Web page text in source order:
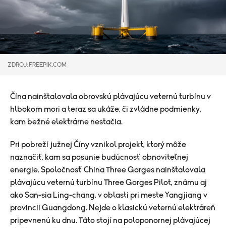
ZDROJ: FREEPIK.COM
Čína nainštalovala obrovskú plávajúcu veternú turbínu v
hlbokom mori a teraz sa ukáže, či zvládne podmienky,
kam bežné elektrárne nestačia.
Pri pobreží južnej Číny vznikol projekt, ktorý môže
naznačiť, kam sa posunie budúcnosť obnoviteľnej
energie. Spoločnosť China Three Gorges nainštalovala
plávajúcu veternú turbínu Three Gorges Pilot, známu aj
ako San-sia Ling-chang, v oblasti pri meste Yangjiang v
provincii Guangdong. Nejde o klasickú veternú elektráreň
pripevnenú ku dnu. Táto stojí na poloponornej plávajúcej